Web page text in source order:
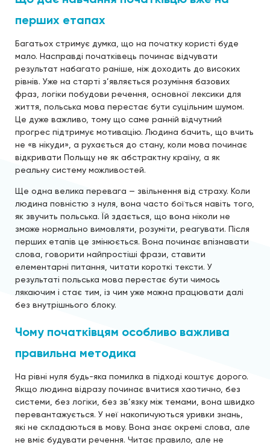
перших етапах
Багатьох стримує думка, що на початку користі буде
мало. Насправді початківець починає відчувати
результат набагато раніше, ніж доходить до високих
рівнів. Уже на старті з’являється розуміння базових
фраз, логіки побудови речення, основної лексики для
життя, польська мова перестає бути суцільним шумом.
Це дуже важливо, тому що саме ранній відчутний
прогрес підтримує мотивацію. Людина бачить, що вчить
не «в нікуди», а рухається до стану, коли мова починає
відкривати Польщу не як абстрактну країну, а як
реальну систему можливостей.
Ще одна велика перевага — звільнення від страху. Коли
людина повністю з нуля, вона часто боїться навіть того,
як звучить польська. Їй здається, що вона ніколи не
зможе нормально вимовляти, розуміти, реагувати. Після
перших етапів це змінюється. Вона починає впізнавати
слова, говорити найпростіші фрази, ставити
елементарні питання, читати короткі тексти. У
результаті польська мова перестає бути чимось
лякаючим і стає тим, із чим уже можна працювати далі
без внутрішнього блоку.
Чому початківцям особливо важлива
правильна методика
На рівні нуля будь-яка помилка в підході коштує дорого.
Якщо людина відразу починає вчитися хаотично, без
системи, без логіки, без зв’язку між темами, вона швидко
перевантажується. У неї накопичуються уривки знань,
які не складаються в мову. Вона знає окремі слова, але
не вміє будувати речення. Читає правило, але не